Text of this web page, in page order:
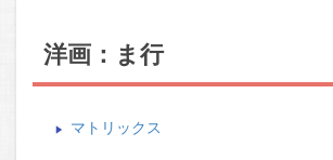
洋画：ま行
マトリックス